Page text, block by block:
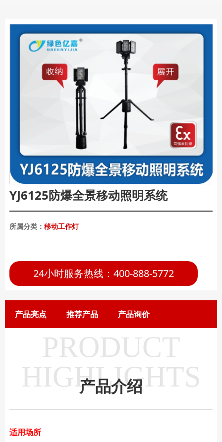
YJ6125防爆全景移动照明系统
所属分类： 移动工作灯
24小时服务热线：400-888-5772
产品亮点 推荐产品 产品询价
PRODUCT
HIGHLIGHTS
产品介绍
适用场所